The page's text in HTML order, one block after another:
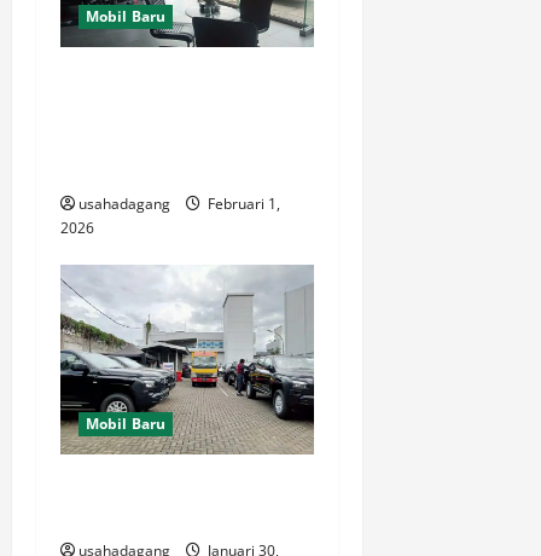
Mobil Baru
usahadagang
Februari 1,
2026
Mobil Baru
usahadagang
Januari 30,